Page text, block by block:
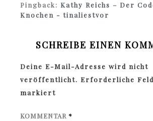
Pingback:Kathy Reichs – Der
Knochen - tinaliestvor
SCHREIBE EINEN
Deine E-Mail-Adresse wird nicht
veröffentlicht. Erforderliche
markiert
KOMMENTAR *